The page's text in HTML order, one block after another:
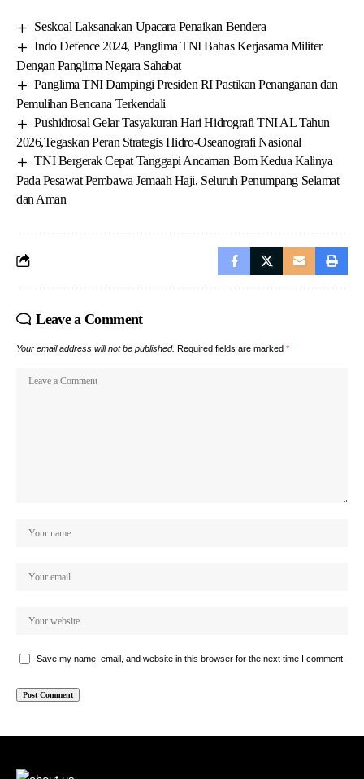
Seskoal Laksanakan Upacara Penaikan Bendera
Indo Defence 2024, Panglima TNI Bahas Kerjasama Militer
Dengan Panglima Negara Sahabat
Panglima TNI Dampingi Presiden RI Pastikan Penanganan dan
Pemulihan Bencana Terkendali
Pushidrosal Gelar Tasyakuran Hari Hidrografi TNI AL Tahun
2026,Tegaskan Peran Strategis Hidro-Oseanografi Nasional
TNI Bergerak Cepat Tanggapi Ancaman Bom Kedua Kalinya
Pada Pesawat Pembawa Jemaah Haji, Seluruh Penumpang Selamat
dan Aman
Leave a Comment
Your email address will not be published. Required fields are marked *
Save my name, email, and website in this browser for the next time I comment.